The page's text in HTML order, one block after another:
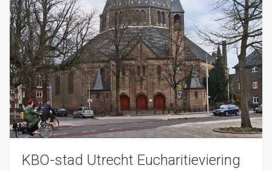
KBO-stad Utrecht Eucharitieviering